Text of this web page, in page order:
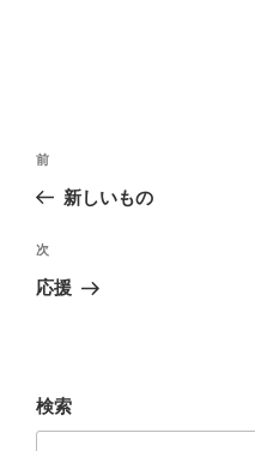
投
ビ
ゲ
ン
前
の
稿
前
新しいもの
次
の
次
応援
検索